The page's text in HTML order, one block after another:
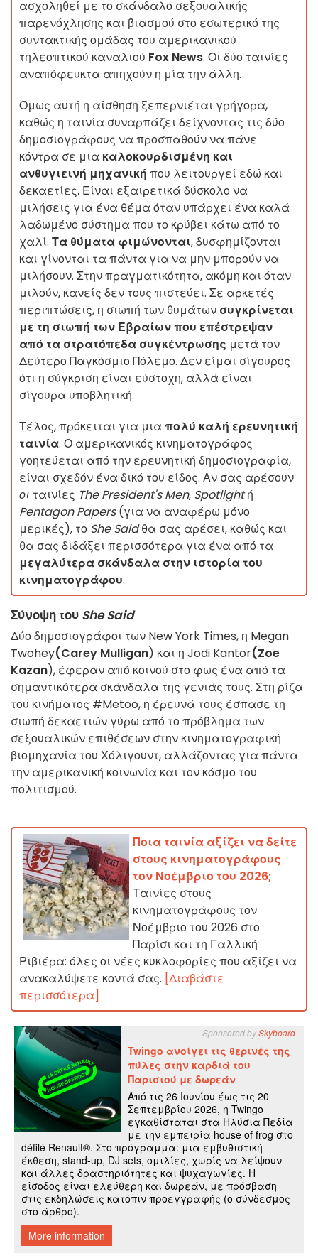
ασχοληθεί με το σκάνδαλο σεξουαλικής
παρενόχλησης και βιασμού στο εσωτερικό της
συντακτικής ομάδας του αμερικανικού
τηλεοπτικού καναλιού Fox News. Οι δύο ταινίες
αναπόφευκτα απηχούν η μία την άλλη.
Όμως αυτή η αίσθηση ξεπερνιέται γρήγορα,
καθώς η ταινία συναρπάζει δείχνοντας τις δύο
δημοσιογράφους να προσπαθούν να πάνε
κόντρα σε μια καλοκουρδισμένη και
ανθυγιεινή μηχανική που λειτουργεί εδώ και
δεκαετίες. Είναι εξαιρετικά δύσκολο να
μιλήσεις για ένα θέμα όταν υπάρχει ένα καλά
λαδωμένο σύστημα που το κρύβει κάτω από το
χαλί. Τα θύματα φιμώνονται, δυσφημίζονται
και γίνονται τα πάντα για να μην μπορούν να
μιλήσουν. Στην πραγματικότητα, ακόμη και όταν
μιλούν, κανείς δεν τους πιστεύει. Σε αρκετές
περιπτώσεις, η σιωπή των θυμάτων συγκρίνεται
με τη σιωπή των Εβραίων που επέστρεψαν
από τα στρατόπεδα συγκέντρωσης μετά τον
Δεύτερο Παγκόσμιο Πόλεμο. Δεν είμαι σίγουρος
ότι η σύγκριση είναι εύστοχη, αλλά είναι
σίγουρα υποβλητική.
Τέλος, πρόκειται για μια πολύ καλή ερευνητική
ταινία. Ο αμερικανικός κινηματογράφος
γοητεύεται από την ερευνητική δημοσιογραφία,
είναι σχεδόν ένα δικό του είδος. Αν σας αρέσουν
οι ταινίες The President's Men, Spotlightή
Pentagon Papers(για να αναφέρω μόνο
μερικές), το She Saidθα σας αρέσει, καθώς και
θα σας διδάξει περισσότερα για ένα από τα
μεγαλύτερα σκάνδαλα στην ιστορία του
κινηματογράφου.
Σύνοψη του She Said
Δύο δημοσιογράφοι των New York Times, η Megan
Twohey(Carey Mulligan) και η Jodi Kantor(Zoe
Kazan), έφεραν από κοινού στο φως ένα από τα
σημαντικότερα σκάνδαλα της γενιάς τους. Στη ρίζα
του κινήματος #Metoo, η έρευνά τους έσπασε τη
σιωπή δεκαετιών γύρω από το πρόβλημα των
σεξουαλικών επιθέσεων στην κινηματογραφική
βιομηχανία του Χόλιγουντ, αλλάζοντας για πάντα
την αμερικανική κοινωνία και τον κόσμο του
πολιτισμού.
Ποια ταινία αξίζει να δείτε
στους κινηματογράφους
τον Νοέμβριο του 2026;
Ταινίες στους
κινηματογράφους τον
Νοέμβριο του 2026 στο
Παρίσι και τη Γαλλική
Ριβιέρα: όλες οι νέες κυκλοφορίες που αξίζει να
ανακαλύψετε κοντά σας. [Διαβάστε
περισσότερα]